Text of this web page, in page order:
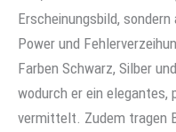
Erscheinungsbild,
Power und
Farben Schwarz, Silber
wodurch er ein elegantes,
vermittelt. Zudem tragen